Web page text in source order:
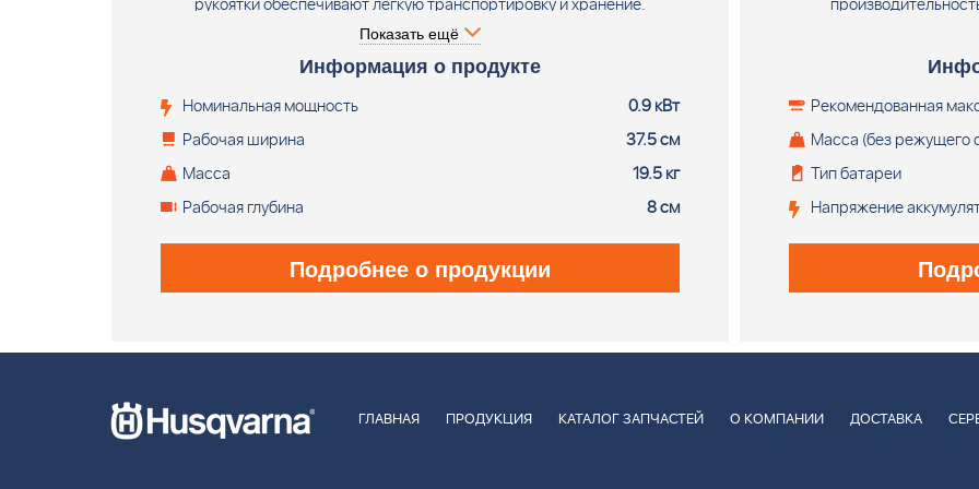
рукоятки обеспечивают легкую транспортировку и хранение.
Поставляется без аккумулятора и зарядного устройства.
Показать ещё
Информация о продукте
Номинальная мощность
0.9 кВт
Рабочая ширина
37.5 см
Масса
19.5 кг
Рабочая глубина
8 см
Подробнее о продукции
аккумулятора и
X-Precision 14",
0.325",
Рекомендованная
Масса (без режущего
Тип батареи
Напряжение
ГЛАВНАЯ ПРОДУКЦИЯ КАТАЛОГ ЗАПЧАСТЕЙ О КОМПАНИИ ДОСТАВКА